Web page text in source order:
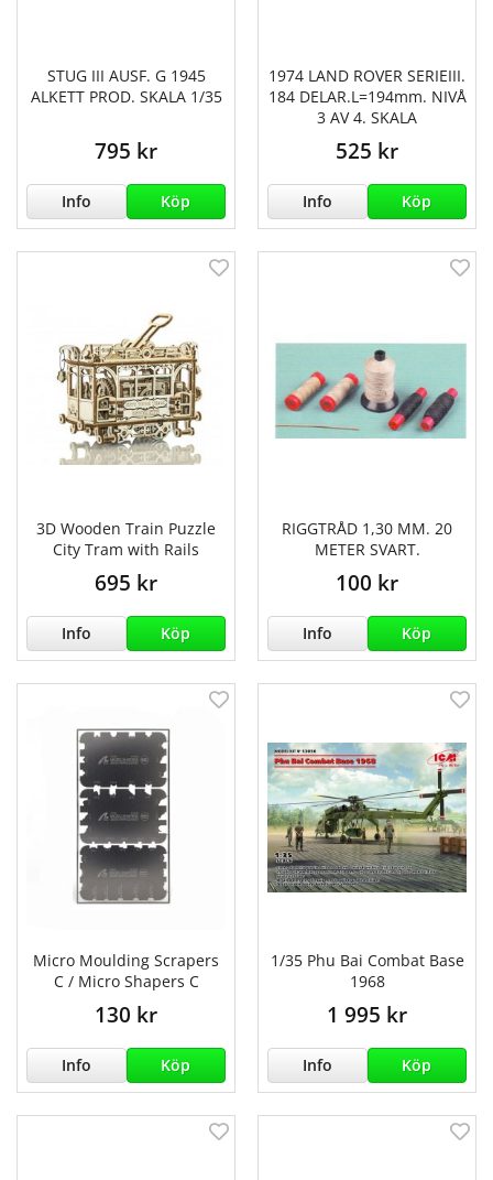
STUG III AUSF. G 1945
ALKETT PROD. SKALA 1/35
795 kr
Info Köp
1974 LAND ROVER SERIEIII.
184 DELAR.L=194mm. NIVÅ
3 AV 4. SKALA
525 kr
Info Köp
3D Wooden Train Puzzle
City Tram with Rails
695 kr
Info Köp
RIGGTRÅD 1,30 MM. 20
METER SVART.
100 kr
Info Köp
Micro Moulding Scrapers
C / Micro Shapers C
130 kr
Info Köp
1/35 Phu Bai Combat Base
1968
1 995 kr
Info Köp